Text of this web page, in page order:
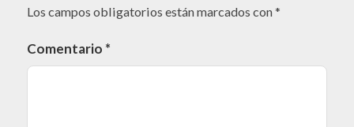
Los campos obligatorios están marcados con*
Comentario *